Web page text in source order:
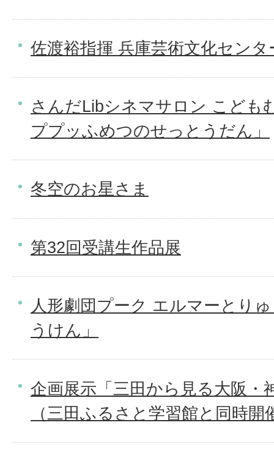
佐渡裕指揮 兵庫芸術文化セン
さんだLibシネマサロン こども
ププッふめつのせっとうだん」
冬空のお星さま
第32回受講生作品展
人形劇団プーク エルマーとり
うけん」
企画展示「三田から見る大阪・
（三田ふるさと学習館と同時開